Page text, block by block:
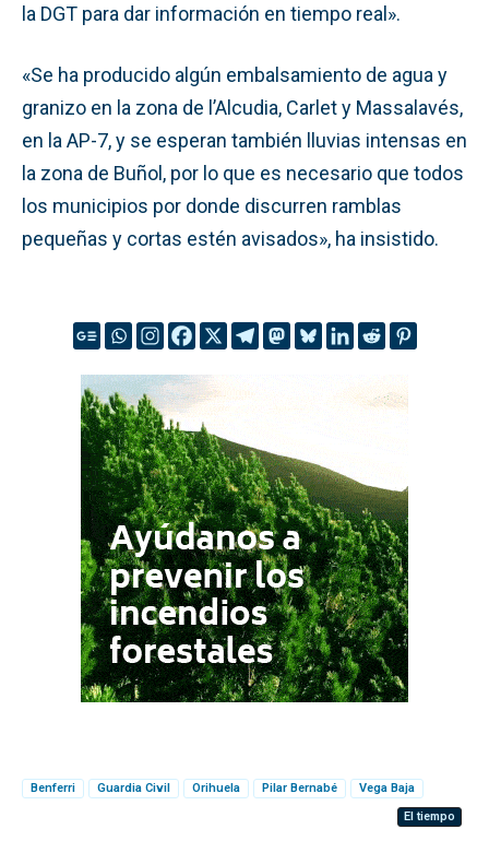
la DGT para dar información en tiempo real».
«Se ha producido algún embalsamiento de agua y
granizo en la zona de l’Alcudia, Carlet y Massalavés,
en la AP-7, y se esperan también lluvias intensas en
la zona de Buñol, por lo que es necesario que todos
los municipios por donde discurren ramblas
pequeñas y cortas estén avisados», ha insistido.
Benferri Guardia Civil Orihuela Pilar Bernabé
Vega Baja
El tiempo